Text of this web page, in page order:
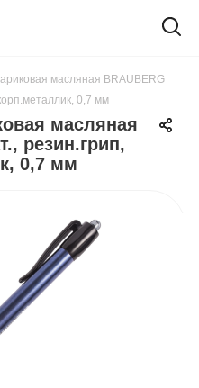
масляная BRAUBERG
0,7 мм
масляная
резин.грип,
0,7 мм